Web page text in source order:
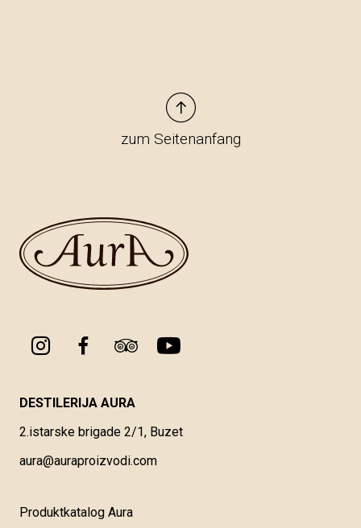
zum Seitenanfang
DESTILERIJA AURA
2.istarske brigade 2/1, Buzet
aura@auraproizvodi.com
Produktkatalog Aura